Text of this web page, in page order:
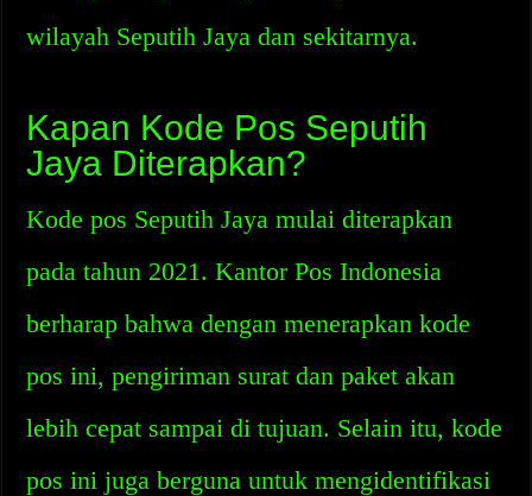
wilayah Seputih Jaya dan sekitarnya.
Kapan Kode Pos Seputih
Jaya Diterapkan?
Kode pos Seputih Jaya mulai diterapkan
pada tahun 2021. Kantor Pos Indonesia
berharap bahwa dengan menerapkan kode
pos ini, pengiriman surat dan paket akan
lebih cepat sampai di tujuan. Selain itu, kode
pos ini juga berguna untuk mengidentifikasi